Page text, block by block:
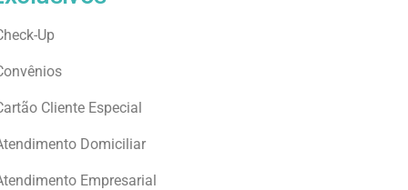
Up
Cliente Especial
Domiciliar
Empresarial